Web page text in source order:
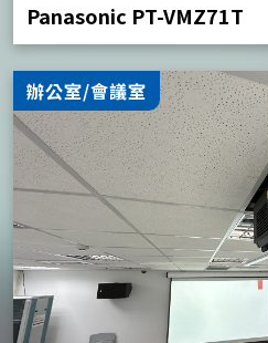
Panasonic PT-VMZ71T
辦公室/會議室